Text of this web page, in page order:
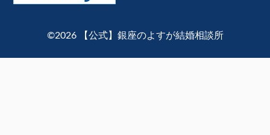
©2026 【公式】銀座のよすが結婚相談所